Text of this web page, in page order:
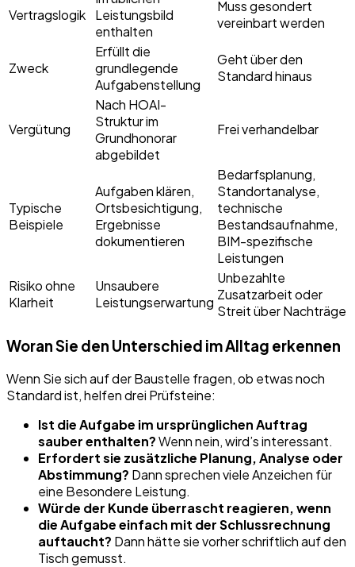
Vertragslogik
Leistungsbild
enthalten
Muss gesondert
vereinbart werden
Zweck
Erfüllt die
grundlegende
Aufgabenstellung
Geht über den
Standard hinaus
Vergütung
Nach HOAI-
Struktur im
Grundhonorar
abgebildet
Frei verhandelbar
Typische
Beispiele
Aufgaben klären,
Ortsbesichtigung,
Ergebnisse
dokumentieren
Bedarfsplanung,
Standortanalyse,
technische
Bestandsaufnahme,
BIM-spezifische
Leistungen
Risiko ohne
Klarheit
Unsaubere
Leistungserwartung
Unbezahlte
Zusatzarbeit oder
Streit über Nachträge
Woran Sie den Unterschied im Alltag erkennen
Wenn Sie sich auf der Baustelle fragen, ob etwas noch
Standard ist, helfen drei Prüfsteine:
Ist die Aufgabe im ursprünglichen Auftrag
sauber enthalten?Wenn nein, wird’s interessant.
Erfordert sie zusätzliche Planung, Analyse oder
Abstimmung? Dann sprechen viele Anzeichen für
eine Besondere Leistung.
Würde der Kunde überrascht reagieren, wenn
die Aufgabe einfach mit der Schlussrechnung
auftaucht? Dann hätte sie vorher schriftlich auf den
Tisch gemusst.